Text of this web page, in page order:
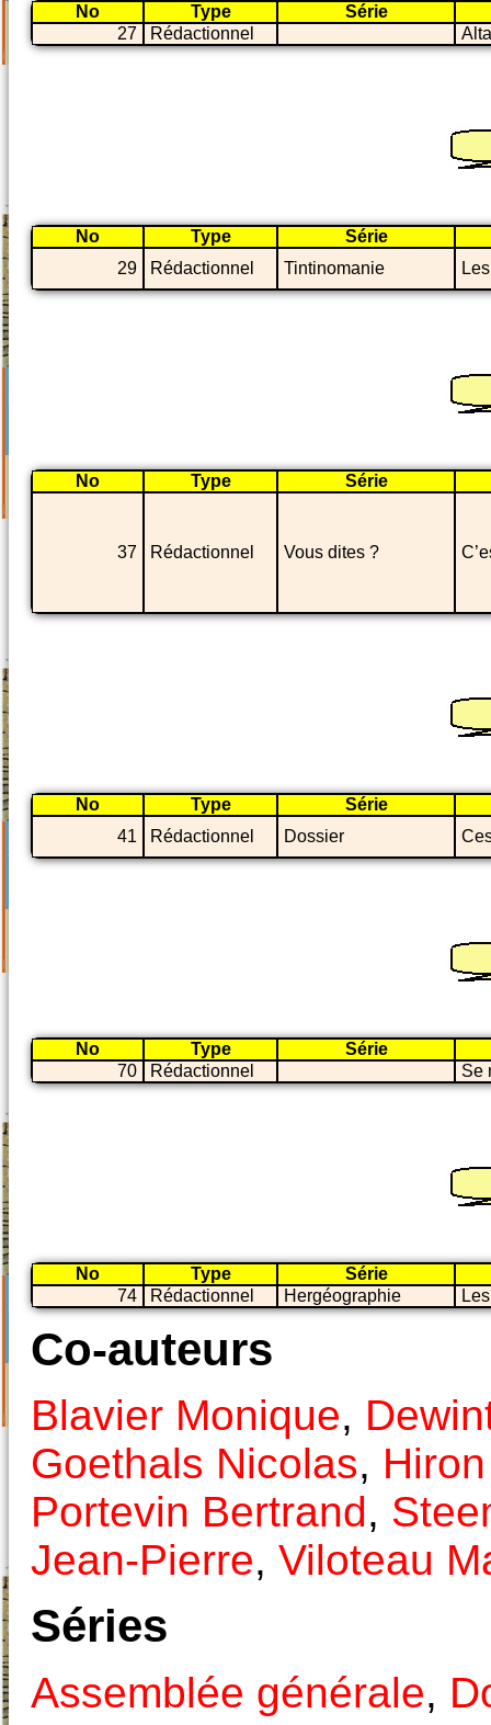
No Type
Série
27
Rédactionnel
No Type
Série
29
Rédactionnel Tintinomanie
No Type Série
37 Rédactionnel Vous dites ?
No Type
Série
41
Rédactionnel Dossier
No Type
Série
70
Rédactionnel Se
No Type
Série
74
Rédactionnel Hergéographie
Co-auteurs
Blavier Monique,
Goethals Nicolas,
Portevin Bertrand,
Jean-Pierre, Viloteau
Séries
Assemblée générale,